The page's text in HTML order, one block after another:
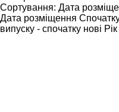
Сортування: Дата
Дата розміщення
випуску - спочатку нові